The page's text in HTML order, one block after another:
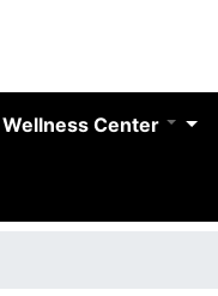
Wellness Center